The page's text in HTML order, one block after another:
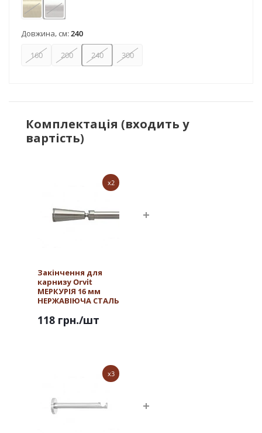
Антик Нержавіюча сталь
Довжина, см:240
160 200 240 300
Комплектація (входить у
вартість)
x2
Закінчення для
карнизу Orvit
МЕРКУРІЯ 16 мм
НЕРЖАВІЮЧА СТАЛЬ
118 грн./шт
x3